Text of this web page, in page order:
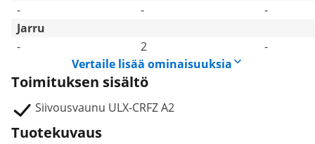
-
-
-
Jarru
-
2
-
Vertaile lisää ominaisuuksia
Toimituksen sisältö
Siivousvaunu ULX-CRFZ A2
Tuotekuvaus